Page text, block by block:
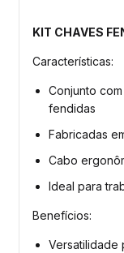
KIT CHAVES
Características:
Conjunto
fendidas
Fabricadas
Cabo
Ideal para
Benefícios:
Versatilidade